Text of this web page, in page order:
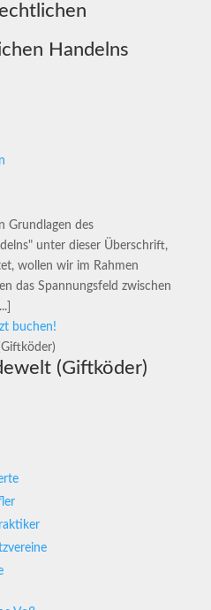
Handelns
Grundlagen des
unter dieser Überschrift,
wollen wir im Rahmen
das Spannungsfeld zwischen
buchen!
(Giftköder)